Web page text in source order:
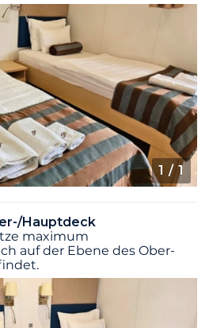
1 / 1
Hauptdeck
maximum
auf der Ebene des Ober-